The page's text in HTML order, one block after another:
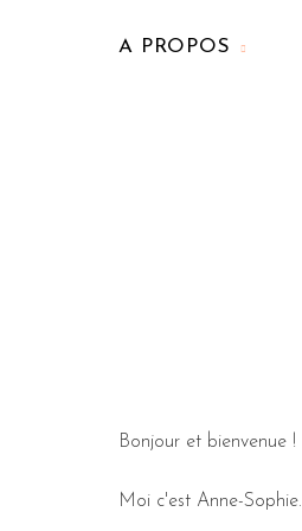
A PROPOS
Bonjour et bienvenue !
Moi c'est Anne-Sophie.